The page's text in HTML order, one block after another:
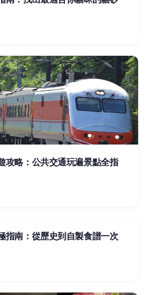
攻略：公共交通玩遍景點全指
指南：從歷史到自製食譜一次